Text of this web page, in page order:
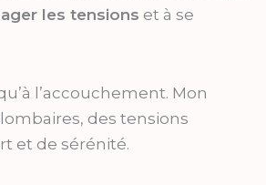
les tensions et à se
l’accouchement. Mon
des tensions
et de sérénité.